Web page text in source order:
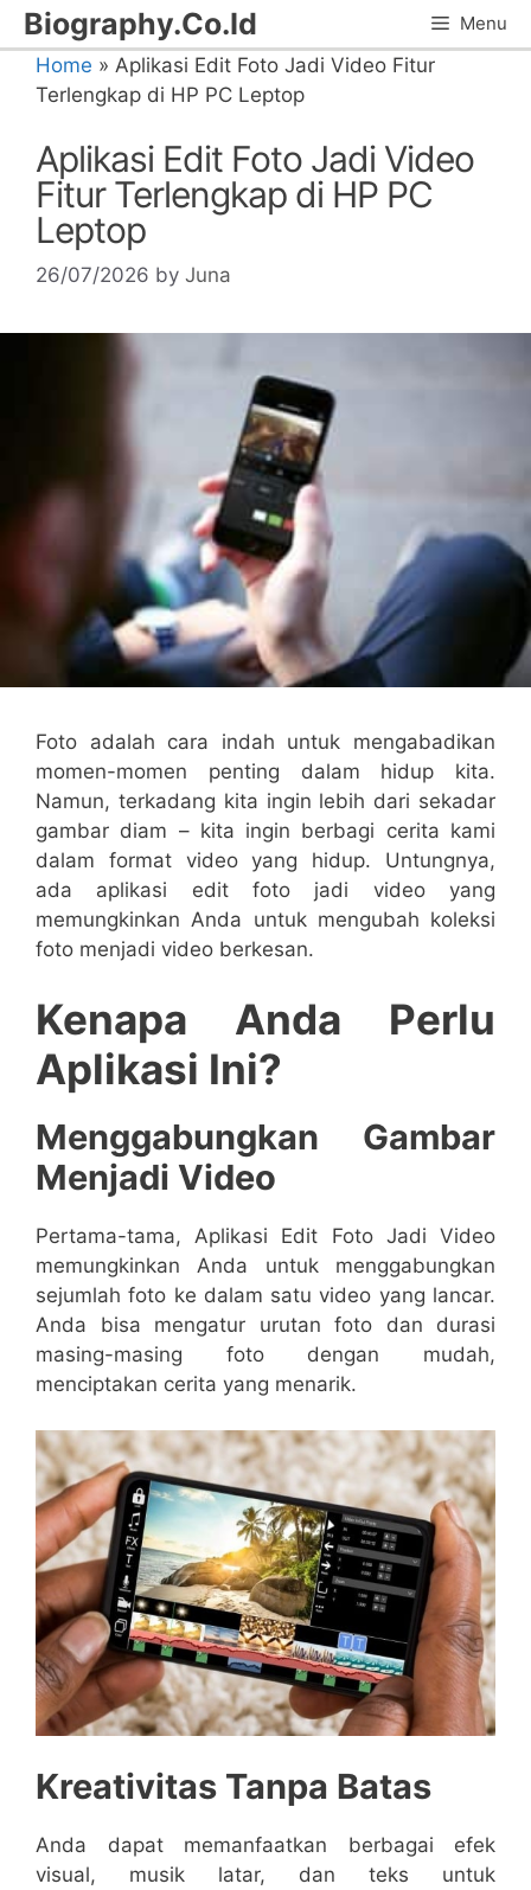
Skip
to
content
Biography.Co.Id Menu
Home » Aplikasi Edit Foto Jadi Video Fitur
Terlengkap di HP PC Leptop
Aplikasi Edit Foto Jadi Video
Fitur Terlengkap di HP PC
Leptop
26/07/2026 by Juna
Foto adalah cara indah untuk mengabadikan
momen-momen penting dalam hidup kita.
Namun, terkadang kita ingin lebih dari sekadar
gambar diam – kita ingin berbagi cerita kami
dalam format video yang hidup. Untungnya,
ada aplikasi edit foto jadi video yang
memungkinkan Anda untuk mengubah koleksi
foto menjadi video berkesan.
Kenapa Anda Perlu
Aplikasi Ini?
Menggabungkan Gambar
Menjadi Video
Pertama-tama, Aplikasi Edit Foto Jadi Video
memungkinkan Anda untuk menggabungkan
sejumlah foto ke dalam satu video yang lancar.
Anda bisa mengatur urutan foto dan durasi
masing-masing foto dengan mudah,
menciptakan cerita yang menarik.
Kreativitas Tanpa Batas
Anda dapat memanfaatkan berbagai efek
visual, musik latar, dan teks untuk